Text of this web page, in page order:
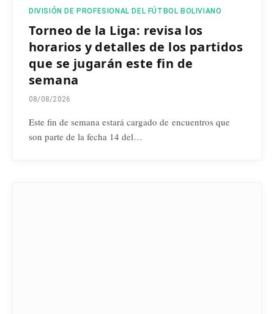
DIVISIÓN DE PROFESIONAL DEL FÚTBOL BOLIVIANO
Torneo de la Liga: revisa los
horarios y detalles de los partidos
que se jugarán este fin de
semana
08/08/2026
Este fin de semana estará cargado de encuentros que
son parte de la fecha 14 del…